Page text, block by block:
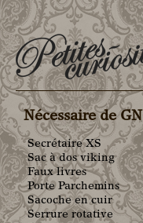
Nécessaire de GN
Secrétaire XS
Sac à dos viking
Faux livres
Porte Parchemins
Sacoche en cuir
Serrure rotative